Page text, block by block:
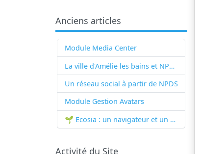
Anciens articles
Module Media Center
La ville d'Amélie les bains et NPDS
Un réseau social à partir de NPDS
Module Gestion Avatars
🌱 Ecosia : un navigateur et un moteur de recherche qui plantent des arbres !...
Activité du Site